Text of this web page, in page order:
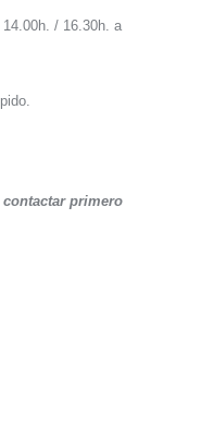
/ 16.30h. a
primero